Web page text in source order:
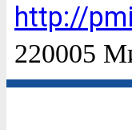
http://
220005